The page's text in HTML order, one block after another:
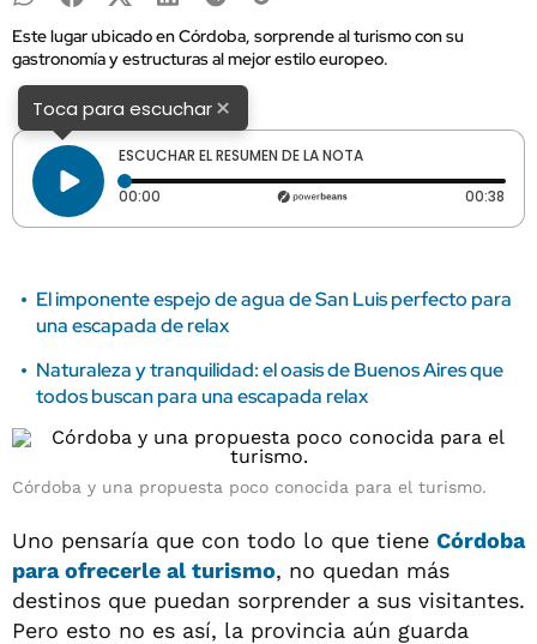
Este lugar ubicado en Córdoba, sorprende al turismo con su
gastronomía y estructuras al mejor estilo europeo.
Toca para escuchar×
ESCUCHAR EL RESUMEN DE LA NOTA
00:00 Tiempo transcurrido: 0 segundos 00:38
El imponente espejo de agua de San Luis perfecto para
una escapada de relax
Naturaleza y tranquilidad: el oasis de Buenos Aires que
todos buscan para una escapada relax
Córdoba y una propuesta poco conocida para el turismo.
Uno pensaría que con todo lo que tiene Córdoba
para ofrecerle al turismo, no quedan más
destinos que puedan sorprender a sus visitantes.
Pero esto no es así, la provincia aún guarda